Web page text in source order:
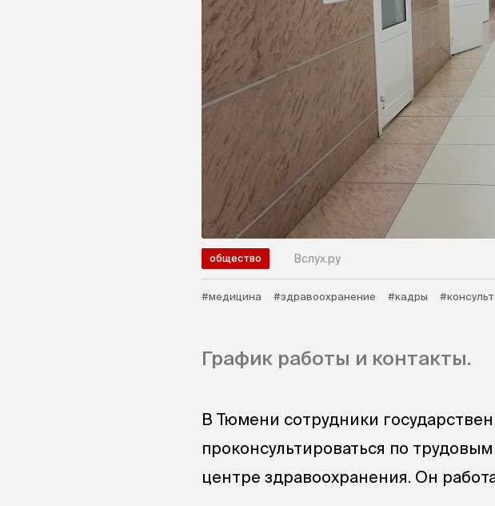
общество Вслух.ру
#медицина #здравоохранение #кадры
График работы и контакты.
В Тюмени сотрудники
проконсультироваться по
центре здравоохранения. Он